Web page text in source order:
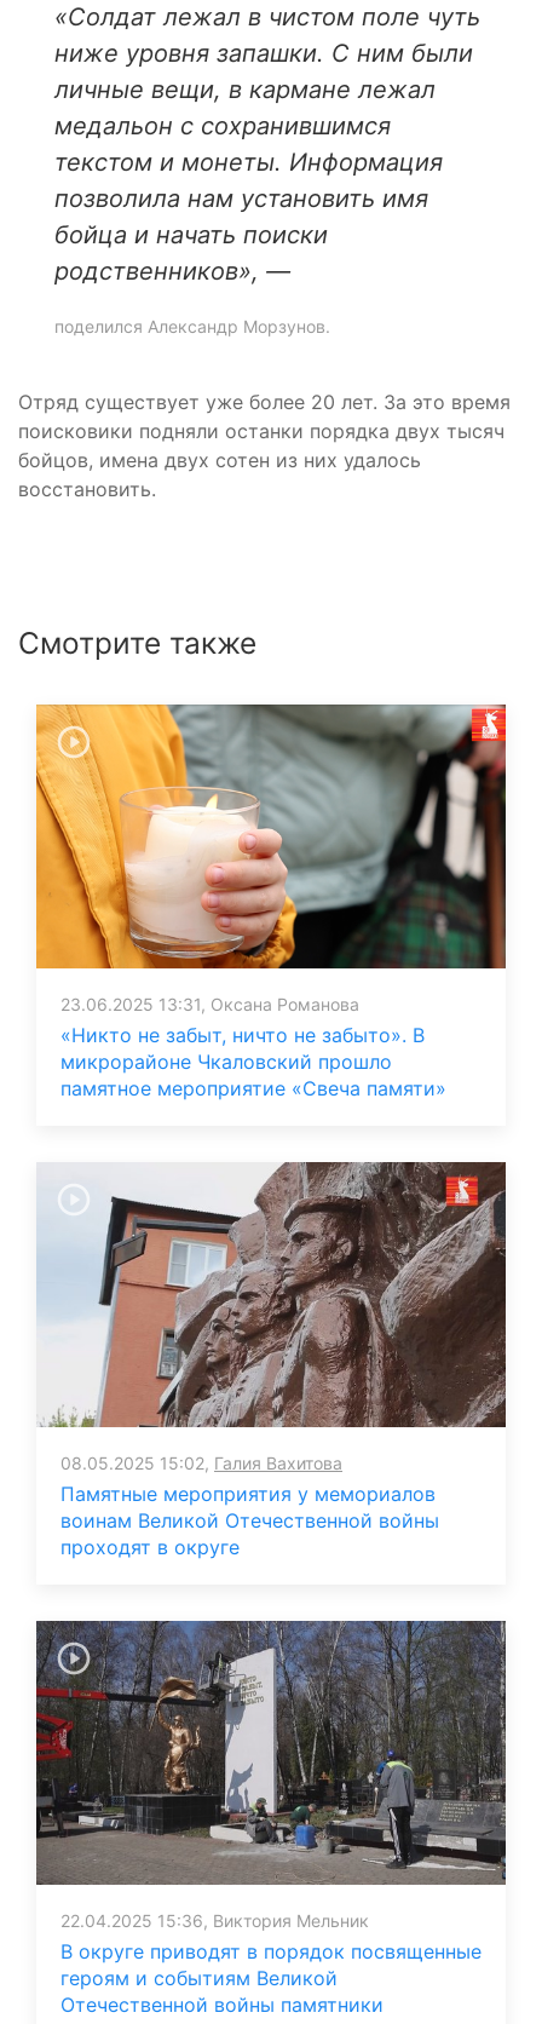
«Солдат лежал в чистом поле чуть
ниже уровня запашки. С ним были
личные вещи, в кармане лежал
медальон с сохранившимся
текстом и монеты. Информация
позволила нам установить имя
бойца и начать поиски
родственников», —
поделился Александр Морзунов.
Отряд существует уже более 20 лет. За это время
поисковики подняли останки порядка двух тысяч
бойцов, имена двух сотен из них удалось
восстановить.
Смотрите также
23.06.2025 13:31, Оксана Романова
«Никто не забыт, ничто не забыто». В
микрорайоне Чкаловский прошло
памятное мероприятие «Свеча памяти»
08.05.2025 15:02, Галия Вахитова
Памятные мероприятия у мемориалов
воинам Великой Отечественной войны
проходят в округе
22.04.2025 15:36, Виктория Мельник
В округе приводят в порядок посвященные
героям и событиям Великой
Отечественной войны памятники